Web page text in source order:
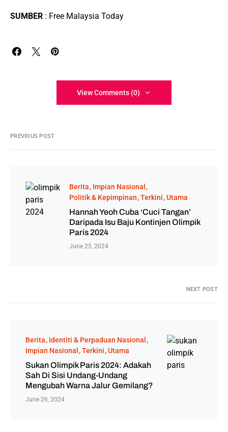
SUMBER : Free Malaysia Today
View Comments (0)
PREVIOUS POST
Berita Impian Nasional
Politik & Kepimpinan Terkini Utama
Hannah Yeoh Cuba ‘Cuci Tangan’
Daripada Isu Baju Kontinjen Olimpik
Paris 2024
June 25, 2024
NEXT POST
Berita Identiti & Perpaduan Nasional
Impian Nasional
Terkini Utama
Sukan Olimpik Paris 2024: Adakah
Sah Di Sisi Undang-Undang
Mengubah Warna Jalur Gemilang?
June 26, 2024